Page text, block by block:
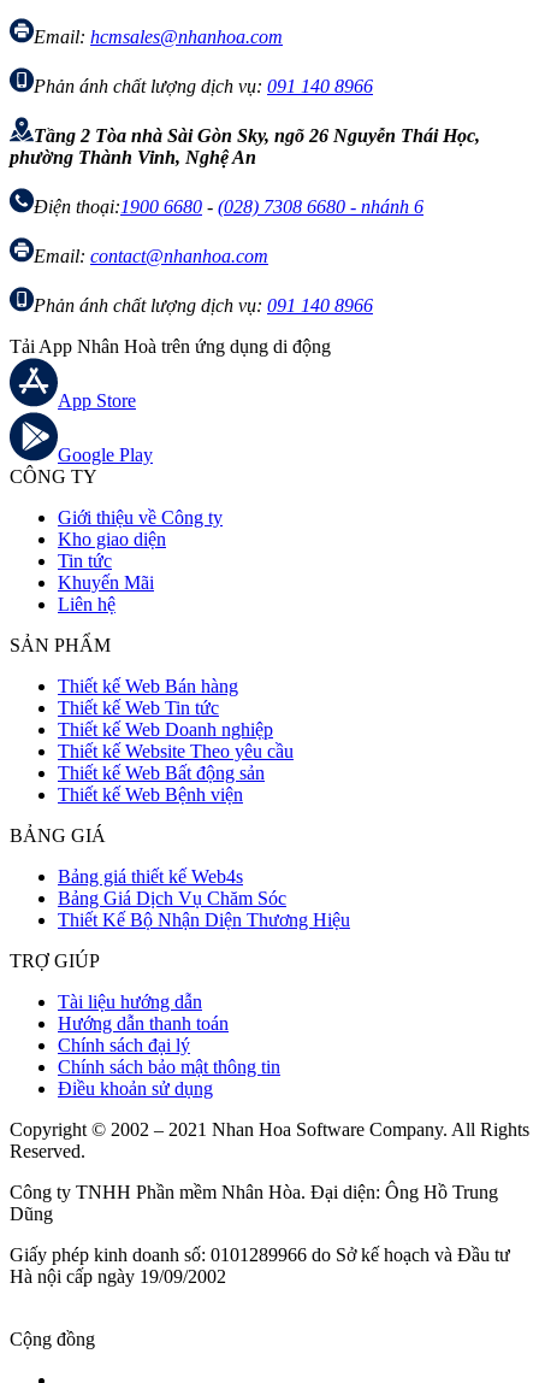
Email: hcmsales@nhanhoa.com
Phản ánh chất lượng dịch vụ: 091 140 8966
Tầng 2 Tòa nhà Sài Gòn Sky, ngõ 26 Nguyễn Thái Học,
phường Thành Vinh, Nghệ An
Điện thoại:1900 6680 - (028) 7308 6680 - nhánh 6
Email: contact@nhanhoa.com
Phản ánh chất lượng dịch vụ: 091 140 8966
Tải App Nhân Hoà trên ứng dụng di động
App Store
Google Play
CÔNG TY
Giới thiệu về Công ty
Kho giao diện
Tin tức
Khuyến Mãi
Liên hệ
SẢN PHẨM
Thiết kế Web Bán hàng
Thiết kế Web Tin tức
Thiết kế Web Doanh nghiệp
Thiết kế Website Theo yêu cầu
Thiết kế Web Bất động sản
Thiết kế Web Bệnh viện
BẢNG GIÁ
Bảng giá thiết kế Web4s
Bảng Giá Dịch Vụ Chăm Sóc
Thiết Kế Bộ Nhận Diện Thương Hiệu
TRỢ GIÚP
Tài liệu hướng dẫn
Hướng dẫn thanh toán
Chính sách đại lý
Chính sách bảo mật thông tin
Điều khoản sử dụng
Copyright © 2002 – 2021 Nhan Hoa Software Company. All Rights
Reserved.
Công ty TNHH Phần mềm Nhân Hòa. Đại diện: Ông Hồ Trung
Dũng
Giấy phép kinh doanh số: 0101289966 do Sở kế hoạch và Đầu tư
Hà nội cấp ngày 19/09/2002
Cộng đồng